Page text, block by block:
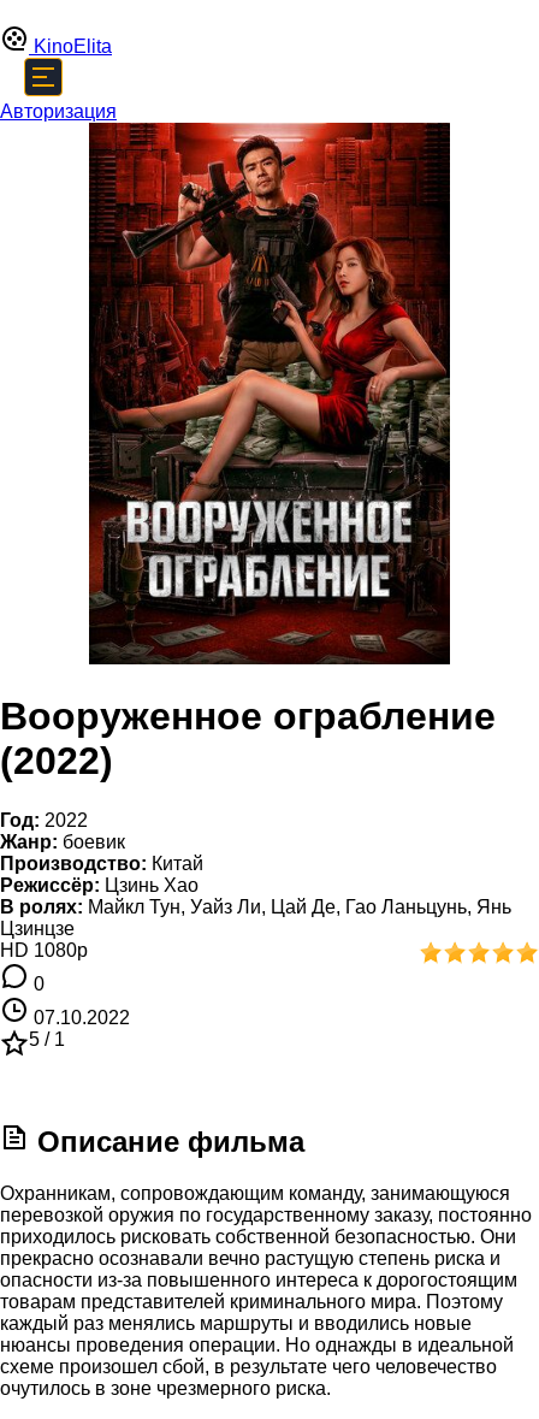
KinoElita
Авторизация
Вооруженное ограбление
(2022)
Год: 2022
Жанр: боевик
Производство: Китай
Режиссёр: Цзинь Хао
В ролях: Майкл Тун, Уайз Ли, Цай Де, Гао Ланьцунь, Янь
Цзинцзе
HD 1080p
0
07.10.2022
5 / 1
Описание фильма
Охранникам, сопровождающим команду, занимающуюся
перевозкой оружия по государственному заказу, постоянно
приходилось рисковать собственной безопасностью. Они
прекрасно осознавали вечно растущую степень риска и
опасности из-за повышенного интереса к дорогостоящим
товарам представителей криминального мира. Поэтому
каждый раз менялись маршруты и вводились новые
нюансы проведения операции. Но однажды в идеальной
схеме произошел сбой, в результате чего человечество
очутилось в зоне чрезмерного риска.